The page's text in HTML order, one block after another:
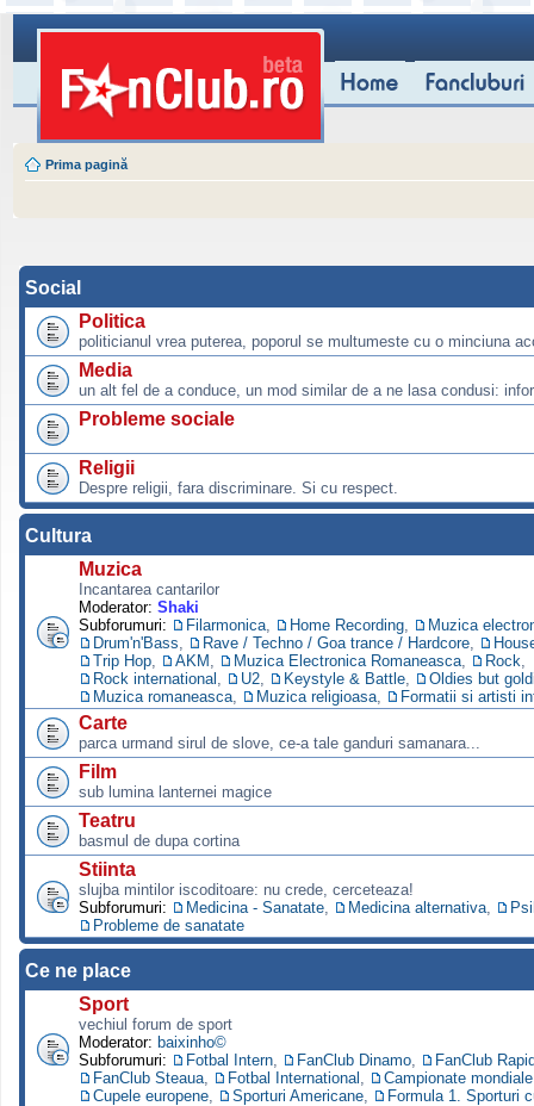
Prima pagină
Social
Politica
politicianul vrea puterea, poporul se multumeste cu o minciuna
Media
un alt fel de a conduce, un mod similar de a ne lasa condusi:
Probleme sociale
Religii
Despre religii, fara discriminare. Si cu respect.
Cultura
Muzica
Incantarea cantarilor
Moderator: Shaki
Subforumuri:
Filarmonica Home Recording
Muzica
Drum'n'Bass
Rave / Techno / Goa trance / Hardcore
Trip Hop
AKM Muzica Electronica Romaneasca Rock
Rock international
U2 Keystyle & Battle
Oldies but
Muzica romaneasca
Muzica religioasa Formatii si artisti
Carte
parca urmand sirul de slove, ce-a tale ganduri samanara...
Film
sub lumina lanternei magice
Teatru
basmul de dupa cortina
Stiinta
slujba mintilor iscoditoare: nu crede, cerceteaza!
Subforumuri:
Medicina - Sanatate Medicina alternativa
Probleme de sanatate
Ce ne place
Sport
vechiul forum de sport
Moderator: baixinho©
Subforumuri:
Fotbal Intern FanClub Dinamo
FanClub
FanClub Steaua
Fotbal International
Campionate
Cupele europene
Sporturi Americane Formula 1. Sporturi